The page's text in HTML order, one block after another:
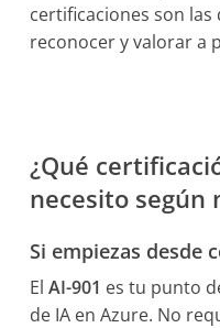
certificaciones son las
reconocer y valorar a
¿Qué
necesito según
Si empiezas desde
El AI-901 es tu punto
de IA en Azure. No